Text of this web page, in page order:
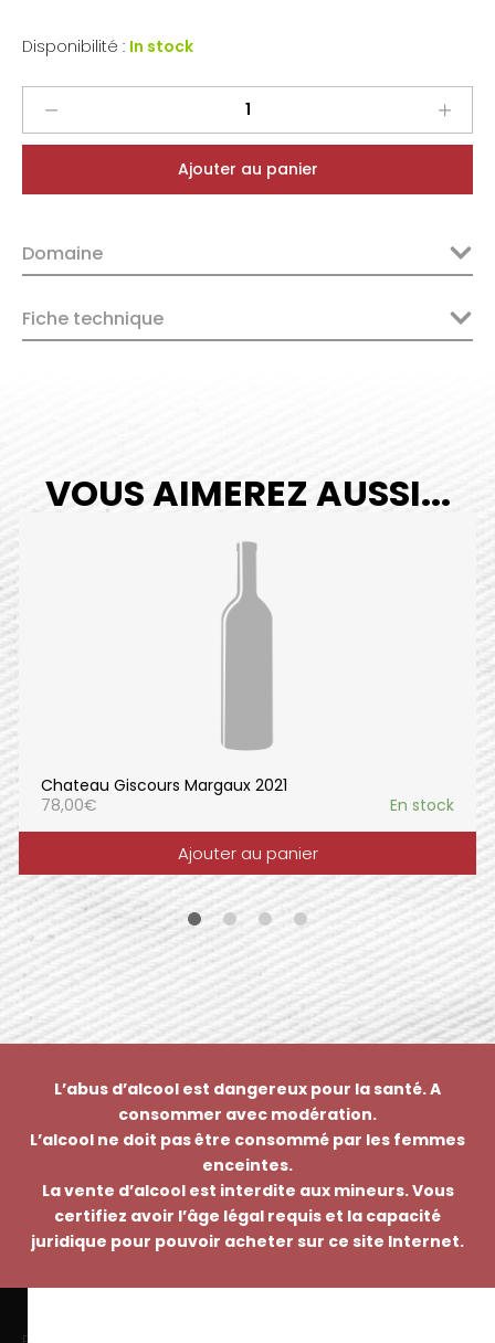
Disponibilité : In stock
De
Saint-
2022
quantity
Ajouter au panier
Domaine
Fiche technique
VOUS AIMEREZ AUSSI...
Chateau Giscours Margaux 2021
78,00€ En stock
Ajouter au panier
L’abus d’alcool est dangereux pour la santé. A
consommer avec modération.
L’alcool ne doit pas être consommé par les femmes
enceintes.
La vente d’alcool est interdite aux mineurs. Vous
certifiez avoir l’âge légal requis et la capacité
juridique pour pouvoir acheter sur ce site Internet.